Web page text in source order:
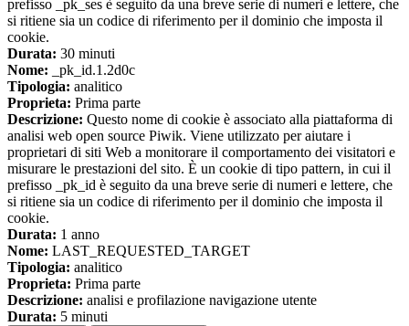
prefisso _pk_ses è seguito da una breve serie di numeri e lettere, che
si ritiene sia un codice di riferimento per il dominio che imposta il
cookie.
Durata: 30 minuti
Nome: _pk_id.1.2d0c
Tipologia: analitico
Proprieta: Prima parte
Descrizione: Questo nome di cookie è associato alla piattaforma di
analisi web open source Piwik. Viene utilizzato per aiutare i
proprietari di siti Web a monitorare il comportamento dei visitatori e
misurare le prestazioni del sito. È un cookie di tipo pattern, in cui il
prefisso _pk_id è seguito da una breve serie di numeri e lettere, che
si ritiene sia un codice di riferimento per il dominio che imposta il
cookie.
Durata: 1 anno
Nome: LAST_REQUESTED_TARGET
Tipologia: analitico
Proprieta: Prima parte
Descrizione: analisi e profilazione navigazione utente
Durata: 5 minuti